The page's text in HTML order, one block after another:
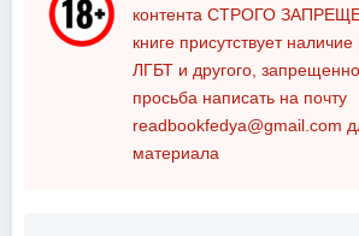
контента СТРОГО
книге присутствует
ЛГБТ и другого,
просьба написать на почту
readbookfedya@gmail.com
материала